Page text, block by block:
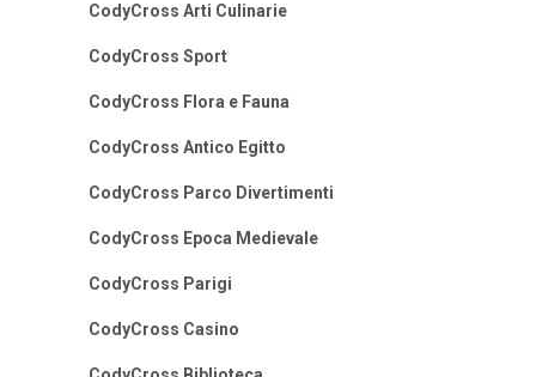
CodyCross Arti Culinarie
CodyCross Sport
CodyCross Flora e Fauna
CodyCross Antico Egitto
CodyCross Parco Divertimenti
CodyCross Epoca Medievale
CodyCross Parigi
CodyCross Casino